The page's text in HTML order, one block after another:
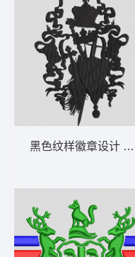
黑色纹样徽章设计 男